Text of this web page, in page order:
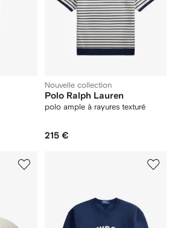
Nouvelle collection
Polo Ralph Lauren
polo ample à rayures texturé
215 €